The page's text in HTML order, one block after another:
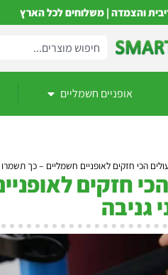
אופניים חשמליים
הכי חזקים לאופניים חשמליים – כך
חזקים
גניבה